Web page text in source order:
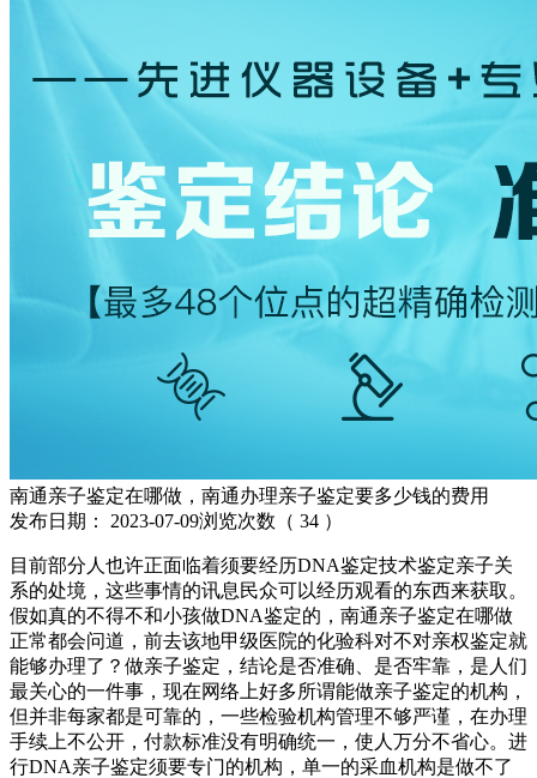
南通亲子鉴定在哪做，南通办理亲子鉴定要多少钱的费用
发布日期：
2023-07-09浏览次数（ 34 ）
目前部分人也许正面临着须要经历DNA鉴定技术鉴定亲子关
系的处境，这些事情的讯息民众可以经历观看的东西来获取。
假如真的不得不和小孩做DNA鉴定的，南通亲子鉴定在哪做
正常都会问道，前去该地甲级医院的化验科对不对亲权鉴定就
能够办理了？做亲子鉴定，结论是否准确、是否牢靠，是人们
最关心的一件事，现在网络上好多所谓能做亲子鉴定的机构，
但并非每家都是可靠的，一些检验机构管理不够严谨，在办理
手续上不公开，付款标准没有明确统一，使人万分不省心。进
行DNA亲子鉴定须要专门的机构，单一的采血机构是做不了